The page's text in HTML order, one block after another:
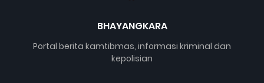
BHAYANGKARA
Portal berita kamtibmas, informasi kriminal dan
kepolisian